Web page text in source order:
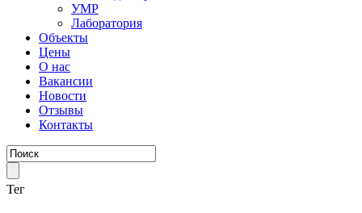
УМР
Лаборатория
Объекты
Цены
О нас
Вакансии
Новости
Отзывы
Контакты
Тег